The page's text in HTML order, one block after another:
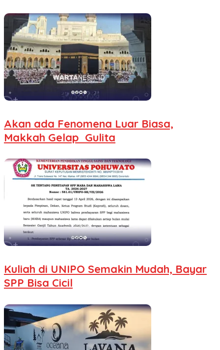
Akan ada Fenomena Luar Biasa,
Makkah Gelap Gulita
Kuliah di UNIPO Semakin Mudah, Bayar
SPP Bisa Cicil